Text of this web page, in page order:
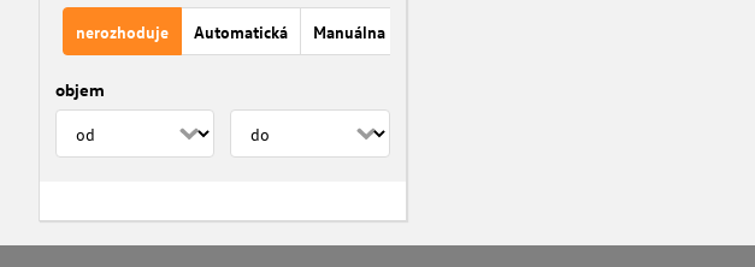
nerozhoduje Automatická Manuálna
objem